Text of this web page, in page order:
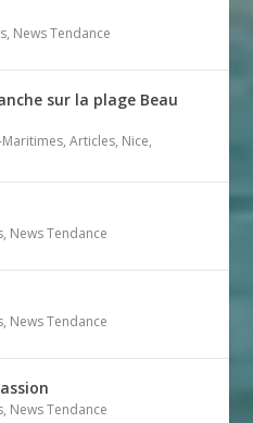
, News Tendance
sur la plage Beau
,Articles, Nice,
, News Tendance
, News Tendance
, News Tendance